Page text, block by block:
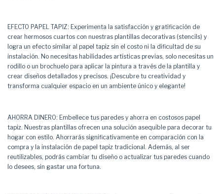
EFECTO PAPEL TAPIZ: Experimenta la satisfacción y gratificación de
crear hermosos cuartos con nuestras plantillas decorativas (stencils) y
logra un efecto similar al papel tapiz sin el costo ni la dificultad de su
instalación. No necesitas habilidades artísticas previas, solo necesitas un
rodillo o un brochuelo para aplicar la pintura a través de la plantilla y
crear diseños detallados y precisos. ¡Descubre tu creatividad y
transforma cualquier espacio en un ambiente único y elegante!
AHORRA DINERO: Embellece tus paredes y ahorra en costosos papel
tapiz. Nuestras plantillas ofrecen una solución asequible para decorar tu
hogar con estilo. Ahorrarás significativamente en comparación con la
compra y la instalación de papel tapiz tradicional. Además, al ser
reutilizables, podrás cambiar tu diseño o actualizar tus paredes cuando
lo desees, sin gastar una fortuna.